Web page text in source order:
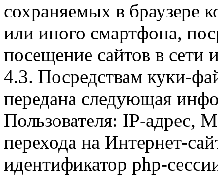
сохраняемых в браузере
или иного смартфона,
посещение сайтов в сети
4.3. Посредствам куки-
передана следующая
Пользователя: IP-адрес,
перехода на Интернет-
идентификатор php-